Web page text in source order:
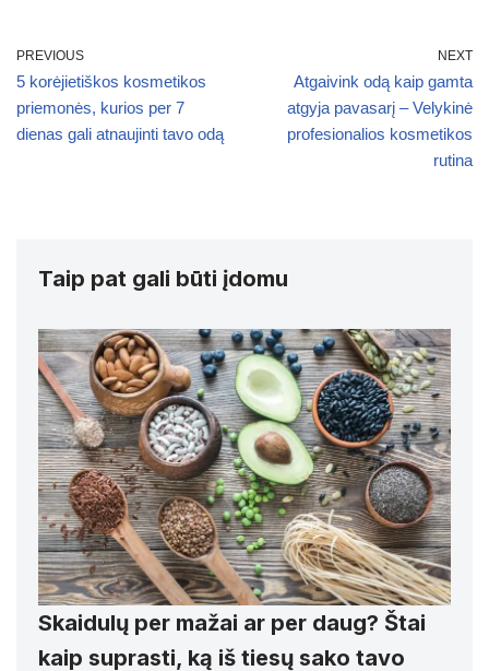
PREVIOUS
5 korėjietiškos kosmetikos
priemonės, kurios per 7
dienas gali atnaujinti tavo odą
NEXT
Atgaivink odą kaip gamta
atgyja pavasarį – Velykinė
profesionalios kosmetikos
rutina
Taip pat gali būti įdomu
Skaidulų per mažai ar per daug? Štai
kaip suprasti, ką iš tiesų sako tavo